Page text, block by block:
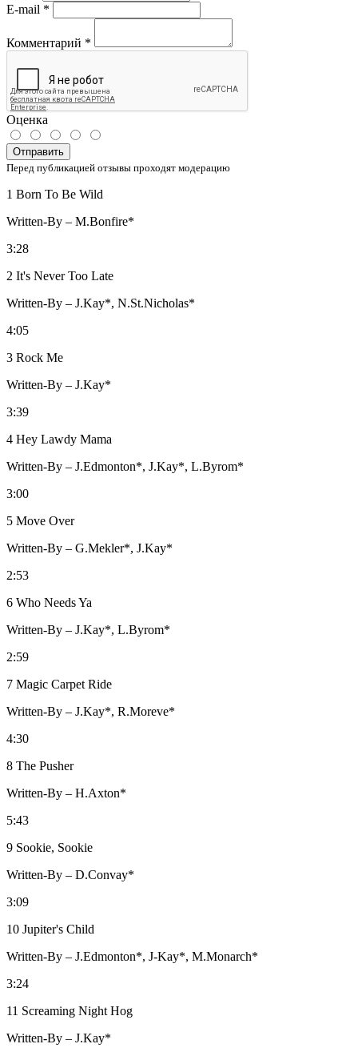
E-mail *
Комментарий *
Оценка
Отправить
Перед публикацией отзывы проходят модерацию
1 Born To Be Wild
Written-By – M.Bonfire*
3:28
2 It's Never Too Late
Written-By – J.Kay*, N.St.Nicholas*
4:05
3 Rock Me
Written-By – J.Kay*
3:39
4 Hey Lawdy Mama
Written-By – J.Edmonton*, J.Kay*, L.Byrom*
3:00
5 Move Over
Written-By – G.Mekler*, J.Kay*
2:53
6 Who Needs Ya
Written-By – J.Kay*, L.Byrom*
2:59
7 Magic Carpet Ride
Written-By – J.Kay*, R.Moreve*
4:30
8 The Pusher
Written-By – H.Axton*
5:43
9 Sookie, Sookie
Written-By – D.Convay*
3:09
10 Jupiter's Child
Written-By – J.Edmonton*, J-Kay*, M.Monarch*
3:24
11 Screaming Night Hog
Written-By – J.Kay*